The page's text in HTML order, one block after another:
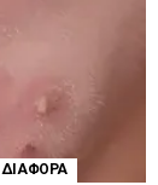
ΔΙΑΦΟΡΑ